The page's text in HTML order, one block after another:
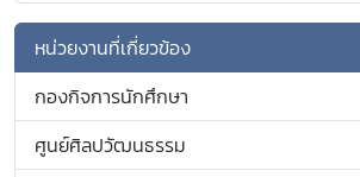
หน่วยงานที่เกี่ยวข้อง
กองกิจการนักศึกษา
ศูนย์ศิลปวัฒนธรรม